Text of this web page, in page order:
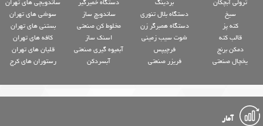
ترولی آبچکان
سیخ
کته پز
قالب کته
دمکن برنج
یخچال صنعتی
بردینگ
دستگاه بلال تنوری
دستگاه همبرگر زن
شوت سیب زمینی
فرچیپس
فریزر صنعتی
دستگاه خمیرگیر
ساندویچ ساز
مخلوط کن صنعتی
اسنک ساز
آبمیوه گیری صنعتی
آبسردکن
ساندویچی های تهران
سوشی های تهران
بستنی های تهران
کافه های تهران
قلیان های تهران
رستوران های کرج
آمار